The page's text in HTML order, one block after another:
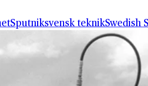
Sputniksvensk teknikSwedish